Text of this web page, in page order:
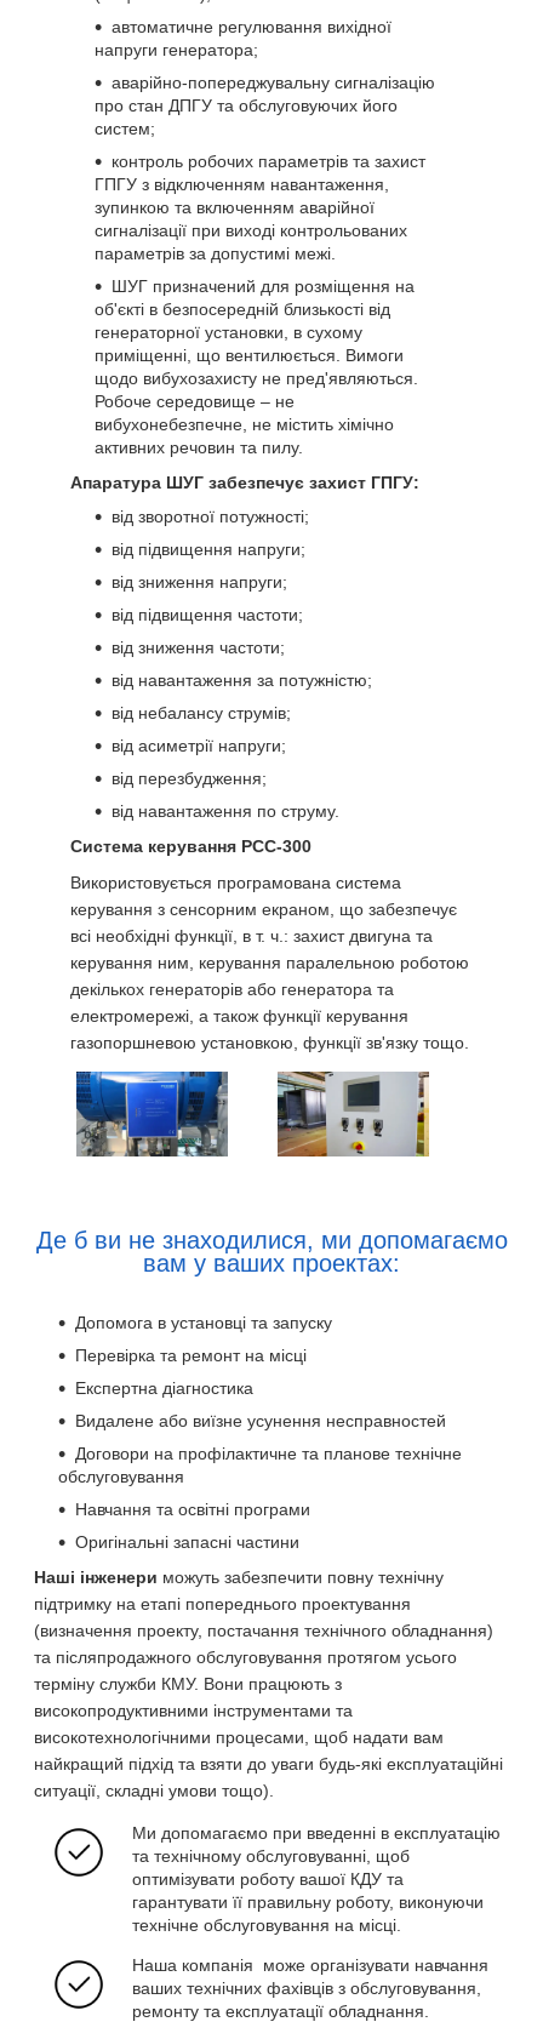
автоматичне регулювання вихідної
напруги генератора;
аварійно-попереджувальну сигналізацію
про стан ДПГУ та обслуговуючих його
систем;
контроль робочих параметрів та захист
ГПГУ з відключенням навантаження,
зупинкою та включенням аварійної
сигналізації при виході контрольованих
параметрів за допустимі межі.
ШУГ призначений для розміщення на
об'єкті в безпосередній близькості від
генераторної установки, в сухому
приміщенні, що вентилюється. Вимоги
щодо вибухозахисту не пред'являються.
Робоче середовище – не
вибухонебезпечне, не містить хімічно
активних речовин та пилу.
Апаратура ШУГ забезпечує захист ГПГУ:
від зворотної потужності;
від підвищення напруги;
від зниження напруги;
від підвищення частоти;
від зниження частоти;
від навантаження за потужністю;
від небалансу струмів;
від асиметрії напруги;
від перезбудження;
від навантаження по струму.
Система керування PCC-300
Використовується програмована система
керування з сенсорним екраном, що забезпечує
всі необхідні функції, в т. ч.: захист двигуна та
керування ним, керування паралельною роботою
декількох генераторів або генератора та
електромережі, а також функції керування
газопоршневою установкою, функції зв'язку тощо.
Де б ви не знаходилися, ми допомагаємо
вам у ваших проектах:
Допомога в установці та запуску
Перевірка та ремонт на місці
Експертна діагностика
Видалене або виїзне усунення несправностей
Договори на профілактичне та планове технічне
обслуговування
Навчання та освітні програми
Оригінальні запасні частини
Наші інженери можуть забезпечити повну технічну
підтримку на етапі попереднього проектування
(визначення проекту, постачання технічного обладнання)
та післяпродажного обслуговування протягом усього
терміну служби КМУ. Вони працюють з
високопродуктивними інструментами та
високотехнологічними процесами, щоб надати вам
найкращий підхід та взяти до уваги будь-які експлуатаційні
ситуації, складні умови тощо).
Ми допомагаємо при введенні в експлуатацію
та технічному обслуговуванні, щоб
оптимізувати роботу вашої КДУ та
гарантувати її правильну роботу, виконуючи
технічне обслуговування на місці.
Наша компанія може організувати навчання
ваших технічних фахівців з обслуговування,
ремонту та експлуатації обладнання.